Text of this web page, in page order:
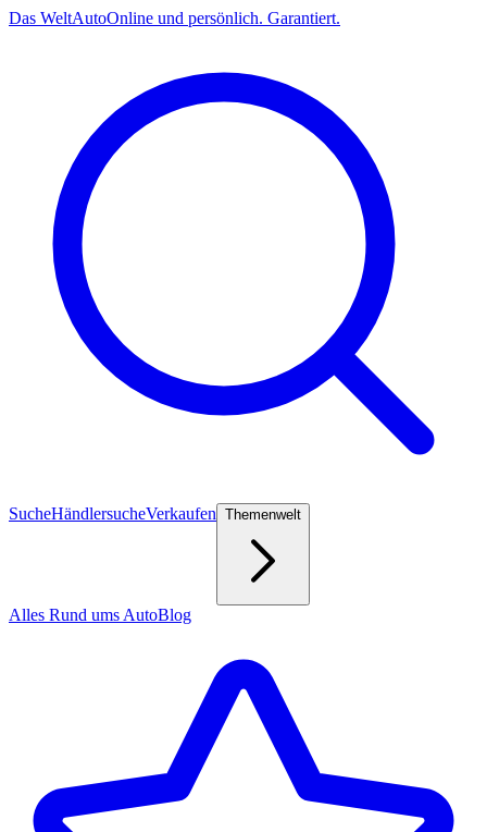
Das WeltAutoOnline und persönlich. Garantiert.
SucheHändlersucheVerkaufen Themenwelt
Alles Rund ums AutoBlog